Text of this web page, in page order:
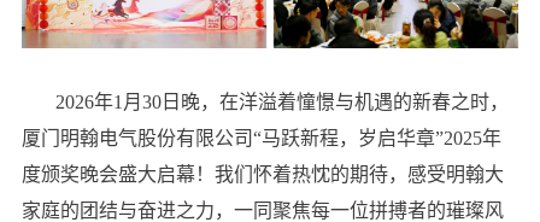
2026年1月30日晚，在洋溢着憧憬与机遇的新春之时，
厦门明翰电气股份有限公司“马跃新程，岁启华章”2025年
度颁奖晚会盛大启幕！我们怀着热忱的期待，感受明翰大
家庭的团结与奋进之力，一同聚焦每一位拼搏者的璀璨风